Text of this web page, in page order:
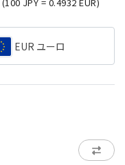
EUR ユーロ